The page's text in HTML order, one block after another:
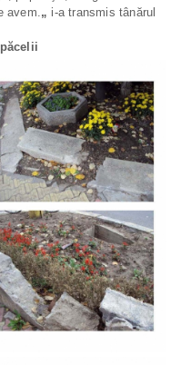
avem.„ i-a transmis tânărul